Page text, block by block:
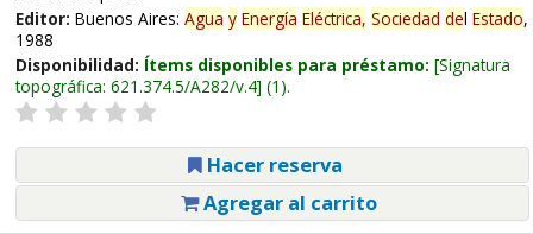
Editor: Buenos Aires: Agua y Energía Eléctrica, Sociedad del Estado,
1988
Disponibilidad: Ítems disponibles para préstamo: Signatura
topográfica: 621.374.5/A282/v.4 (1).
Hacer reserva
Agregar al carrito